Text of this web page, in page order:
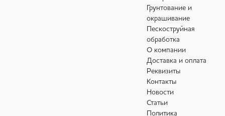
Грунтование и
окрашивание
Пескоструйная
обработка
О компании
Доставка и оплата
Реквизиты
Контакты
Новости
Статьи
Политика